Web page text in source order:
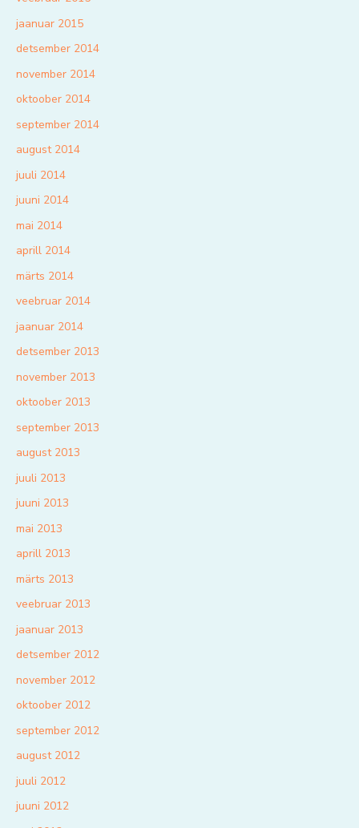
jaanuar 2015
detsember 2014
november 2014
oktoober 2014
september 2014
august 2014
juuli 2014
juuni 2014
mai 2014
aprill 2014
märts 2014
veebruar 2014
jaanuar 2014
detsember 2013
november 2013
oktoober 2013
september 2013
august 2013
juuli 2013
juuni 2013
mai 2013
aprill 2013
märts 2013
veebruar 2013
jaanuar 2013
detsember 2012
november 2012
oktoober 2012
september 2012
august 2012
juuli 2012
juuni 2012